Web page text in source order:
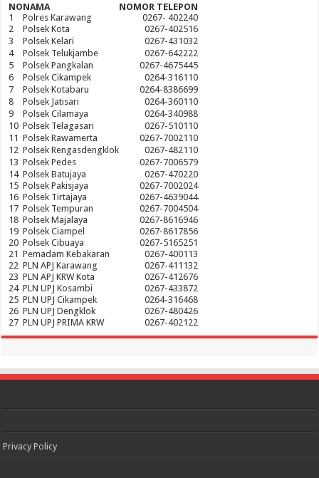
NONAMA
NOMOR TELEPON
1
Polres Karawang
0267- 402240
2
Polsek Kota
0267-402516
3
Polsek Kelari
0267-431032
4
Polsek Telukjambe
0267-642222
5
Polsek Pangkalan
0267-4675445
6
Polsek Cikampek
0264-316110
7
Polsek Kotabaru
0264-8386699
8
Polsek Jatisari
0264-360110
9
Polsek Cilamaya
0264-340988
10 Polsek Telagasari
0267-510110
11 Polsek Rawamerta
0267-7002110
12 Polsek Rengasdengklok
0267-482110
13 Polsek Pedes
0267-7006579
14 Polsek Batujaya
0267-470220
15 Polsek Pakisjaya
0267-7002024
16 Polsek Tirtajaya
0267-4639044
17 Polsek Tempuran
0267-7004504
18 Polsek Majalaya
0267-8616946
19 Polsek Ciampel
0267-8617856
20 Polsek Cibuaya
0267-5165251
21 Pemadam Kebakaran
0267-400113
22 PLN APJ Karawang
0267-411132
23 PLN APJ KRW Kota
0267-412676
24 PLN UPJ Kosambi
0267-433872
25 PLN UPJ Cikampek
0264-316468
26 PLN UPJ Dengklok
0267-480426
27 PLN UPJ PRIMA KRW 0267-402122
Privacy Policy